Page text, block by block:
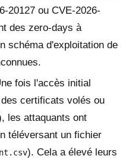
20127 ou CVE-2026-
des zero-days à
schéma d'exploitation de
fois l'accès initial
certificats volés ou
les attaquants ont
téléversant un fichier
). Cela a élevé leurs